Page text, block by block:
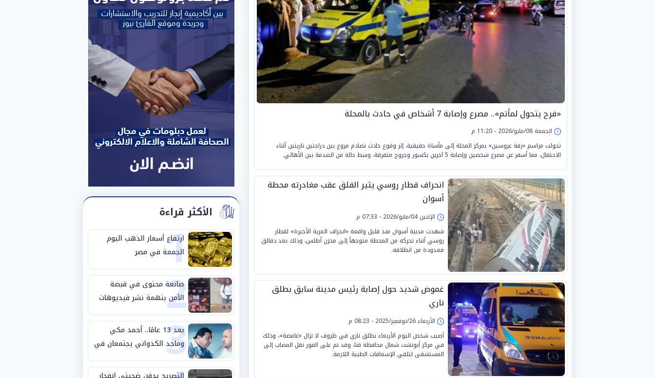
«فرح يتحول لمأتم».. مصرع وإصابة 7 أشخاص في حادث بالمحلة
الجمعة 08/مايو/2026 - 11:20 م
تحولت مراسم «زفة عروسين» بمركز المحلة إلى مأساة حقيقية، إثر وقوع حادث تصادم مروع بين دراجتين ناريتين أثناء
الاحتفال، مما أسفر عن مصرع شخصين وإصابة 5 آخرين بكسور وجروح متفرقة، وسط حالة من الصدمة بين الأهالي.
انحراف قطار روسي يثير القلق عقب مغادرته محطة
أسوان
الإثنين 04/مايو/2026 - 07:33 م
شهدت مدينة أسوان منذ قليل واقعة «انحراف العربة الأخيرة» لقطار
روسي أثناء تحركه من المحطة متوجهاً إلى مخزن أطلس، وذلك بعد دقائق
معدودة من انطلاقه.
غموض شديد حول إصابة رئيس مدينة سابق بطلق
ناري
الأربعاء 26/نوفمبر/2025 - 08:23 م
أصيب شخص اليوم الأربعاء بطلق ناري في ظروف لا تزال «غامضة»، وذلك
في مركز أبوتشت شمال محافظة قنا، وقد تم على الفور نقل المصاب إلى
المستشفى لتلقي الإسعافات الطبية اللازمة.
الأكثر قراءة
1
ارتفاع أسعار الذهب اليوم
الجمعة في مصر
2
صانعة محتوى في قبضة
الأمن بتهمة نشر فيديوهات
خادشة للحياء
3 بعد 13 عامًا.. أحمد مكي
وماجد الكدواني يجتمعان في
«فرصة سعيدة»